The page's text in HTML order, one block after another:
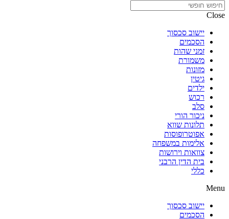
Close
יישוב סכסוך
הסכמים
זמני שהות
משמורת
מזונות
גיטין
ילדים
רכוש
סלב
ניכור הורי
תלונות שווא
אפוטרופוסות
אלימות במשפחה
צוואות וירושות
בית הדין הרבני
כללי
Menu
יישוב סכסוך
הסכמים